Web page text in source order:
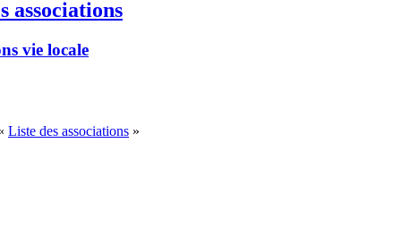
associations
vie locale
Liste des associations »